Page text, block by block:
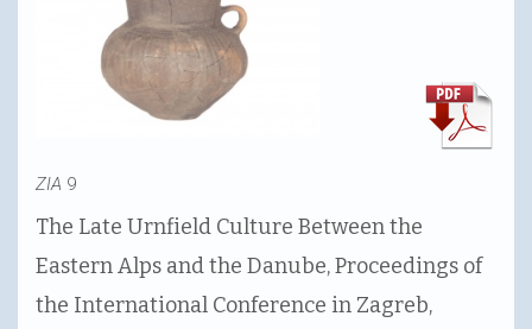
ZIA 9
The Late Urnfield Culture Between the
Eastern Alps and the Danube, Proceedings of
the International Conference in Zagreb,